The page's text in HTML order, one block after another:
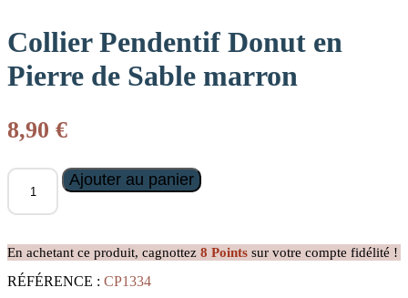
Collier Pendentif Donut en
Pierre de Sable marron
8,90 €
quantité
Collier
en
Pierre
de
Ajouter au panier
En achetant ce produit, cagnottez 8 Points sur votre compte fidélité !
RÉFÉRENCE : CP1334